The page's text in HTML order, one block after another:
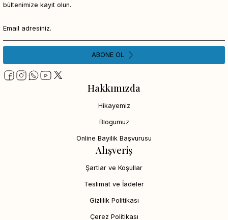
Hakkımızda
Hikayemiz
Blogumuz
Online Bayilik Başvurusu
Alışveriş
Şartlar ve Koşullar
Teslimat ve İadeler
Gizlilik Politikası
Çerez Politikası
bültenimize kayıt olun.
ABONE OL